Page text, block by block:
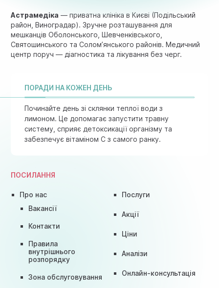
ПОСИЛАННЯ
Про нас
Вакансії
Контакти
Правила
внутрішнього
розпорядку
Зона обслуговування
Послуги
Акції
Ціни
Аналізи
Онлайн-консультація
Астрамедіка — приватна клініка в Києві (Подільський
район, Виноградар). Зручне розташування для
мешканців Оболонського, Шевченківського,
Святошинського та Солом’янського районів. Медичний
центр поруч — діагностика та лікування без черг.
ПОРАДИ НА КОЖЕН ДЕНЬ
Починайте день зі склянки теплої води з
лимоном. Це допомагає запустити травну
систему, сприяє детоксикації організму та
забезпечує вітаміном C з самого ранку.